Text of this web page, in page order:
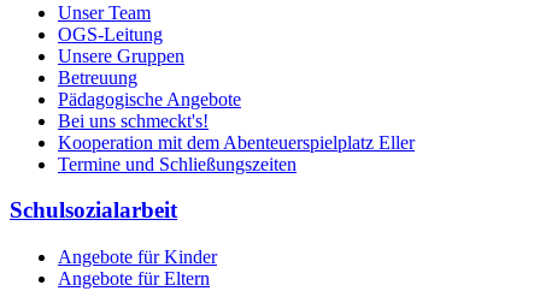
Unser Team
OGS-Leitung
Unsere Gruppen
Betreuung
Pädagogische Angebote
Bei uns schmeckt's!
Kooperation mit dem Abenteuerspielplatz Eller
Termine und Schließungszeiten
Schulsozialarbeit
Angebote für Kinder
Angebote für Eltern